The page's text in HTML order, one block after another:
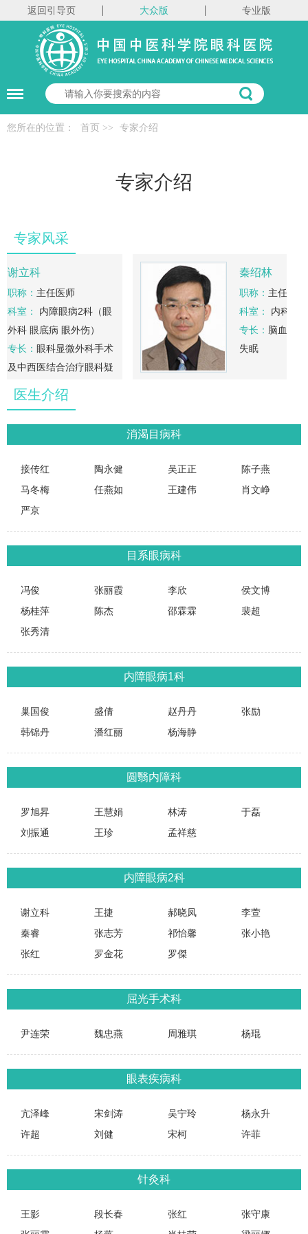
返回引导页 大众版 专业版
您所在的位置： 首页 >> 专家介绍
专家介绍
专家风采
谢立科
职称： 主任医师
科室：
内障眼病2科（眼
外科 眼底病 眼外伤）
专长： 眼科显微外科手术
及中西医结合治疗眼科疑
难病。重点研究视网膜
秦绍林
职称： 主任医师
科室：
内科
专长： 脑血管病
失眠
医生介绍
消渴目病科
接传红 陶永健 吴正正
陈子燕
马冬梅
任燕如 王建伟
肖文峥
严京
目系眼病科
冯俊 张丽霞 李欣
侯文博
杨桂萍
陈杰 邵霖霖
裴超
张秀清
内障眼病1科
巢国俊 盛倩 赵丹丹
张励
韩锦丹
潘红丽 杨海静
圆翳内障科
罗旭昇 王慧娟 林涛
于磊
刘振通
王珍 孟祥慈
内障眼病2科
谢立科 王捷 郝晓凤
李萱
秦睿
张志芳 祁怡馨
张小艳
张红
罗金花 罗傑
屈光手术科
尹连荣 魏忠燕 周雅琪 杨琨
眼表疾病科
亢泽峰 宋剑涛 吴宁玲
杨永升
许超
刘健 宋柯 许菲
针灸科
王影 段长春 张红
张守康